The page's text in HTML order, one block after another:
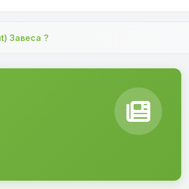
Завеса ?